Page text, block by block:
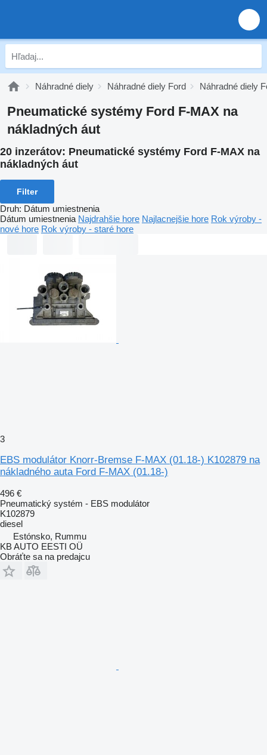
Náhradné diely Náhradné diely Ford Náhradné diely
Pneumatické systémy Ford F-MAX na
nákladných áut
20 inzerátov: Pneumatické systémy Ford F-MAX na
nákladných áut
Filter
Druh: Dátum umiestnenia
Dátum umiestnenia Najdrahšie hore Najlacnejšie hore Rok výroby -
nové hore Rok výroby - staré hore
3
EBS modulátor Knorr-Bremse F-MAX (01.18-) K102879 na
nákladného auta Ford F-MAX (01.18-)
496 €
Pneumatický systém - EBS modulátor
K102879
diesel
Estónsko, Rummu
KB AUTO EESTI OÜ
Obráťte sa na predajcu